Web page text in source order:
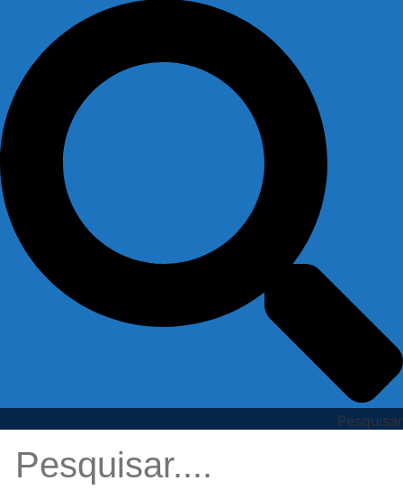
Pesquisar